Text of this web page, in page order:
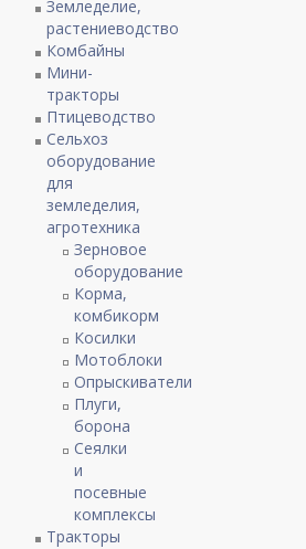
Земледелие,
растениеводство
Комбайны
Мини-
тракторы
Птицеводство
Сельхоз
оборудование
для
земледелия,
агротехника
Зерновое
оборудование
Корма,
комбикорм
Косилки
Мотоблоки
Опрыскиватели
Плуги,
борона
Сеялки
и
посевные
комплексы
Тракторы